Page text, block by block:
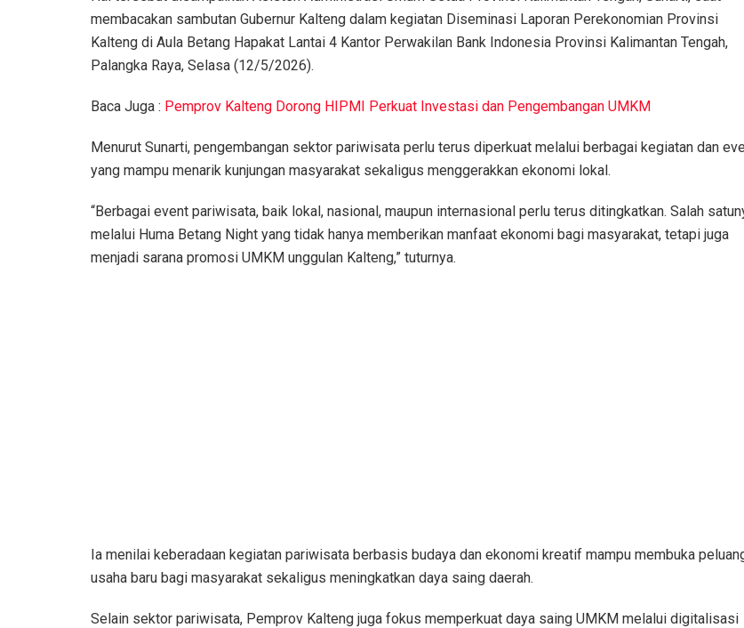
membacakan sambutan Gubernur Kalteng dalam kegiatan Diseminasi Laporan Perekonomian Provinsi
Kalteng di Aula Betang Hapakat Lantai 4 Kantor Perwakilan Bank Indonesia Provinsi Kalimantan Tengah,
Palangka Raya, Selasa (12/5/2026).
Baca Juga : Pemprov Kalteng Dorong HIPMI Perkuat Investasi dan Pengembangan UMKM
Menurut Sunarti, pengembangan sektor pariwisata perlu terus diperkuat melalui berbagai kegiatan dan
yang mampu menarik kunjungan masyarakat sekaligus menggerakkan ekonomi lokal.
“Berbagai event pariwisata, baik lokal, nasional, maupun internasional perlu terus ditingkatkan. Salah
melalui Huma Betang Night yang tidak hanya memberikan manfaat ekonomi bagi masyarakat, tetapi juga
menjadi sarana promosi UMKM unggulan Kalteng,” tuturnya.
Ia menilai keberadaan kegiatan pariwisata berbasis budaya dan ekonomi kreatif mampu membuka
usaha baru bagi masyarakat sekaligus meningkatkan daya saing daerah.
Selain sektor pariwisata, Pemprov Kalteng juga fokus memperkuat daya saing UMKM melalui digitalisasi